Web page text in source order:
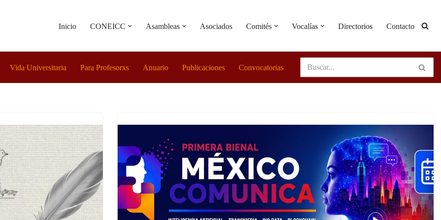
Inicio CONEICC Asambleas Asociados Comités Vocalías Directorios Contacto
Vida Universitaria Para Profesorxs Anuario Publicaciones Convocatorias